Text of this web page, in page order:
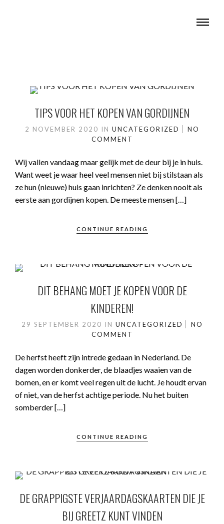
TIPS VOOR HET KOPEN VAN GORDIJNEN
2 NOVEMBER 2020 IN UNCATEGORIZED
NO
COMMENT
Wij vallen vandaag maar gelijk met de deur bij je in huis.
Want weet je waar heel veel mensen niet bij stilstaan als
ze hun (nieuwe) huis gaan inrichten? Ze denken nooit als
eerste aan gordijnen kopen. De meeste mensen […]
CONTINUE READING
DIT BEHANG MOET JE KOPEN VOOR DE
KINDEREN!
29 SEPTEMBER 2020 IN UNCATEGORIZED
NO
COMMENT
De herfst heeft zijn intrede gedaan in Nederland. De
dagen worden donkerder, de blaadjes waaien van de
bomen, en er komt veel regen uit de lucht. Je houdt ervan
of niet, van de herfst achtige periode. Nu het buiten
somberder […]
CONTINUE READING
DE GRAPPIGSTE VERJAARDAGSKAARTEN DIE JE
BIJ GREETZ KUNT VINDEN